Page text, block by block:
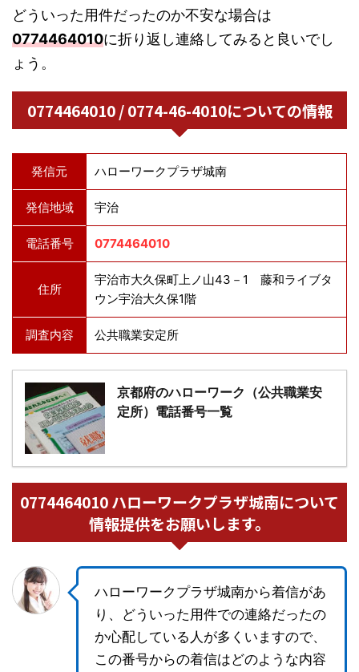
どういった用件だったのか不安な場合は
0774464010に折り返し連絡してみると良いでし
ょう。
0774464010 / 0774-46-4010についての情報
発信元 ハローワークプラザ城南
発信地域 宇治
電話番号 0774464010
住所
宇治市大久保町上ノ山43－1 藤和ライブタ
ウン宇治大久保1階
調査内容 公共職業安定所
京都府のハローワーク（公共職業安
定所）電話番号一覧
0774464010 ハローワークプラザ城南について
情報提供をお願いします。
ハローワークプラザ城南から着信があ
り、どういった用件での連絡だったの
か心配している人が多くいますので、
この番号からの着信はどのような内容